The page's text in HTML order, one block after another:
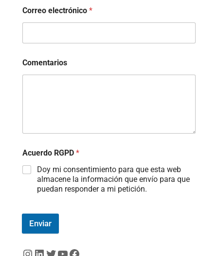
Correo electrónico *
Comentarios
Acuerdo RGPD *
Doy mi consentimiento para que esta web
almacene la información que envío para que
puedan responder a mi petición.
Enviar
Instagram
LinkedIn
Twitter
YouTube
Facebook